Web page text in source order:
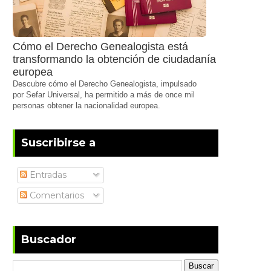
Cómo el Derecho Genealogista está
transformando la obtención de ciudadanía
europea
Descubre cómo el Derecho Genealogista, impulsado
por Sefar Universal, ha permitido a más de once mil
personas obtener la nacionalidad europea.
Suscribirse a
Entradas
Comentarios
Buscador